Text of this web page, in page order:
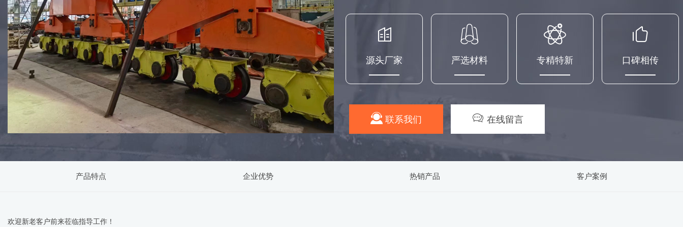
源头厂家 严选材料 专精特新 口碑相传
联系我们 在线留言
产品特点 企业优势 热销产品 客户案例
欢迎新老客户前来莅临指导工作！